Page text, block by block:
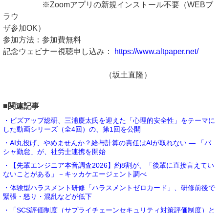
※Zoomアプリの新規インストール不要（WEBブ
ラウ
ザ参加OK）
参加方法：参加費無料
記念ウェビナー視聴申し込み：
https://www.altpaper.net/
（坂土直隆）
■関連記事
・ビズアップ総研、三浦慶太氏を迎えた「心理的安全性」をテーマに
した動画シリーズ（全4回）の、第1回を公開
・AI丸投げ、やめませんか？給与計算の責任はAIが取れない ― 「パ
シャ勤怠」が、社労士連携を開始
・【先輩エンジニア本音調査2026】約8割が、「後輩に直接言えてい
ないことがある」－キッカケエージェント調べ
・体験型ハラスメント研修「ハラスメントゼロカード」、研修前後で
緊張・怒り・混乱などが低下
・「SCS評価制度（サプライチェーンセキュリティ対策評価制度）と